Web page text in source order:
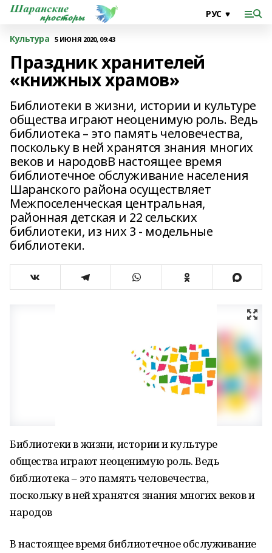
Культура 5 ИЮНЯ 2020, 09:43
Праздник хранителей
«книжных храмов»
Библиотеки в жизни, истории и культуре
общества играют неоценимую роль. Ведь
библиотека – это память человечества,
поскольку в ней хранятся знания многих
веков и народовВ настоящее время
библиотечное обслуживание населения
Шаранского района осуществляет
Межпоселенческая центральная,
районная детская и 22 сельских
библиотеки, из них 3 - модельные
библиотеки.
Библиотеки в жизни, истории и культуре
общества играют неоценимую роль. Ведь
библиотека – это память человечества,
поскольку в ней хранятся знания многих веков и
народов
В настоящее время библиотечное обслуживание